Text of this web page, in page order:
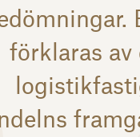
förklaras